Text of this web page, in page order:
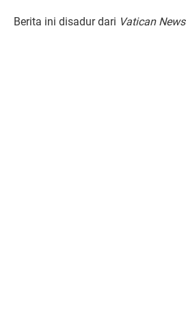
Berita ini disadur dari Vatican News